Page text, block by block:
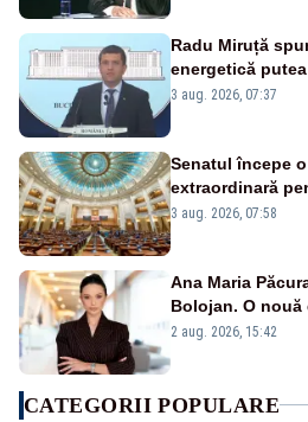
Radu Miruță
energetică
ne facem iarna
3 aug. 2026, 07:37
Senatul începe
extraordinară
jaloane din PNRR
3 aug. 2026, 07:58
Ana Maria
Bolojan. O
emisiunii „Miza
2 aug. 2026, 15:42
CATEGORII POPULARE